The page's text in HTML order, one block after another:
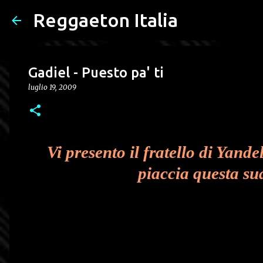
Reggaeton Italia
Gadiel - Puesto pa' ti
luglio 19, 2009
Vi presento il fratello di
piaccia questa